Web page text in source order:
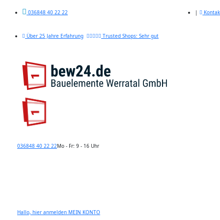
036848 40 22 22 |
Über 25 Jahre Erfahrung Trusted Shops: Sehr gut
036848 40 22 22Mo - Fr: 9 - 16 Uhr
Hallo, hier anmelden MEIN KONTO